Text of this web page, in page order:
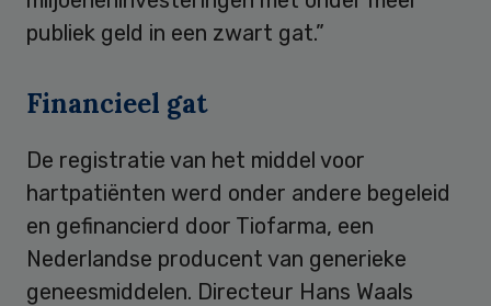
publiek geld in een zwart gat.”
Financieel gat
De registratie van het middel voor
hartpatiënten werd onder andere begeleid
en gefinancierd door Tiofarma, een
Nederlandse producent van generieke
geneesmiddelen. Directeur Hans Waals